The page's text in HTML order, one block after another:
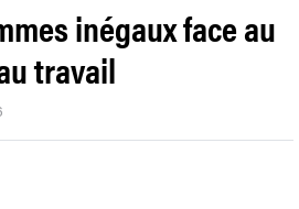
inégaux face au
travail